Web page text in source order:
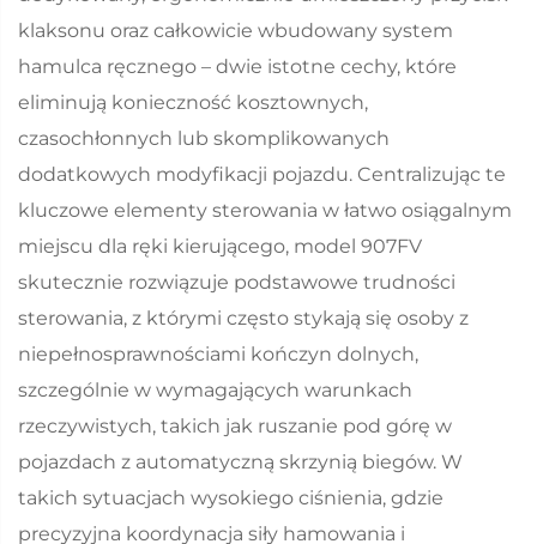
klaksonu oraz całkowicie wbudowany system
hamulca ręcznego – dwie istotne cechy, które
eliminują konieczność kosztownych,
czasochłonnych lub skomplikowanych
dodatkowych modyfikacji pojazdu. Centralizując te
kluczowe elementy sterowania w łatwo osiągalnym
miejscu dla ręki kierującego, model 907FV
skutecznie rozwiązuje podstawowe trudności
sterowania, z którymi często stykają się osoby z
niepełnosprawnościami kończyn dolnych,
szczególnie w wymagających warunkach
rzeczywistych, takich jak ruszanie pod górę w
pojazdach z automatyczną skrzynią biegów. W
takich sytuacjach wysokiego ciśnienia, gdzie
precyzyjna koordynacja siły hamowania i